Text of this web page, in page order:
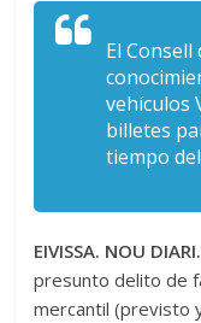
El
vehículos
billetes
tiempo
EIVISSA. NOU
presunto delito de
mercantil (previsto